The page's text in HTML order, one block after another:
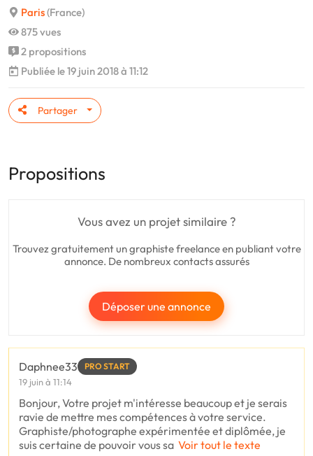
Paris(France)
875 vues
2 propositions
Publiée le 19 juin 2018 à 11:12
Partager
Propositions
Vous avez un projet similaire ?
Trouvez gratuitement un graphiste freelance en publiant votre
annonce. De nombreux contacts assurés
Déposer une annonce
Daphnee33 PRO START
19 juin à 11:14
Bonjour, Votre projet m'intéresse beaucoup et je serais
ravie de mettre mes compétences à votre service.
Graphiste/photographe expérimentée et diplômée, je
suis certaine de pouvoir vous sa Voir tout le texte